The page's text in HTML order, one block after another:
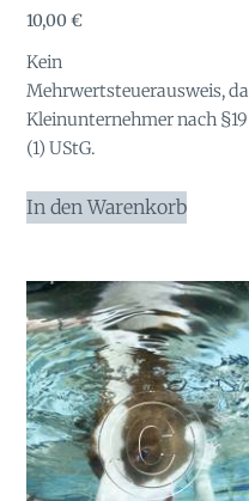
10,00€
Kein
Mehrwertsteuerausweis, da
Kleinunternehmer nach §19
(1) UStG.
In den Warenkorb